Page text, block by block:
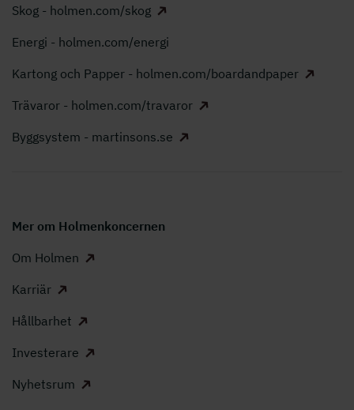
Skog - holmen.com/skog
Energi - holmen.com/energi
Kartong och Papper - holmen.com/boardandpaper
Trävaror - holmen.com/travaror
Byggsystem - martinsons.se
Mer om Holmenkoncernen
Om Holmen
Karriär
Hållbarhet
Investerare
Nyhetsrum